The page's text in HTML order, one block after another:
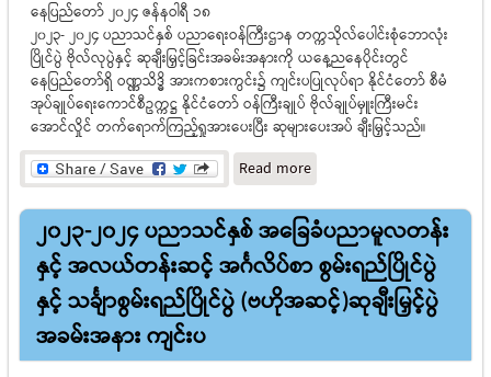
နေပြည်တော် ၂၀၂၄ ဇန်နဝါရီ ၁၈
၂၀၂၃- ၂၀၂၄ ပညာသင်နှစ် ပညာရေးဝန်ကြီးဌာန တက္ကသိုလ်ပေါင်းစုံဘောလုံး
ပြိုင်ပွဲ ဗိုလ်လုပွဲနှင့် ဆုချီးမြှင့်ခြင်းအခမ်းအနားကို ယနေ့ညနေပိုင်းတွင်
နေပြည်တော်ရှိ ဝဏ္ဏသိဒ္ဓိ အားကစားကွင်း၌ ကျင်းပပြုလုပ်ရာ နိုင်ငံတော် စီမံ
အုပ်ချုပ်ရေးကောင်စီဥက္ကဋ္ဌ နိုင်ငံတော် ဝန်ကြီးချုပ် ဗိုလ်ချုပ်မှူးကြီးမင်း
အောင်လှိုင် တက်ရောက်ကြည့်ရှုအားပေးပြီး ဆုများပေးအပ် ချီးမြှင့်သည်။
Read moreabout နိုင်ငံတော်ဝန်ကြီးချုပ်
ဗိုလ်ချုပ်မှူးကြီးမင်း
အောင်လှိုင် ၂၀၂၃- ၂၀၂၄
ပညာသင်နှစ် ပညာရေး
ဝန်ကြီးဌာန တက္ကသိုလ်ပေါင်း
စုံဘောလုံးပြိုင်ပွဲ ဗိုလ်လုပွဲသို့
တက်ရောက်ကြည့်ရှုအားပေး
ပြီး ဆုများပေးအပ်ချီးမြှင့်
၂၀၂၃-၂၀၂၄ ပညာသင်နှစ် အခြေခံပညာမူလတန်း
နှင့် အလယ်တန်းဆင့် အင်္ဂလိပ်စာ စွမ်းရည်ပြိုင်ပွဲ
နှင့် သင်္ချာစွမ်းရည်ပြိုင်ပွဲ (ဗဟိုအဆင့်)ဆုချီးမြှင့်ပွဲ
အခမ်းအနား ကျင်းပ